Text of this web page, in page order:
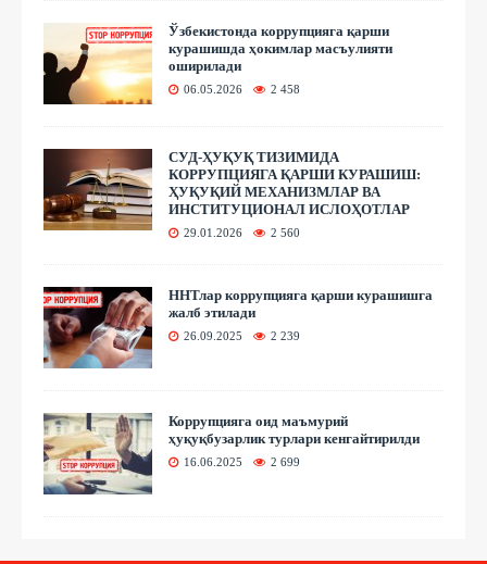
Ўзбекистонда коррупцияга қарши
курашишда ҳокимлар масъулияти
оширилади
06.05.2026 2 458
СУД-ҲУҚУҚ ТИЗИМИДА
КОРРУПЦИЯГА ҚАРШИ КУРАШИШ:
ҲУҚУҚИЙ МЕХАНИЗМЛАР ВА
ИНСТИТУЦИОНАЛ ИСЛОҲОТЛАР
29.01.2026 2 560
ННТлар коррупцияга қарши курашишга
жалб этилади
26.09.2025 2 239
Коррупцияга оид маъмурий
ҳуқуқбузарлик турлари кенгайтирилди
16.06.2025 2 699